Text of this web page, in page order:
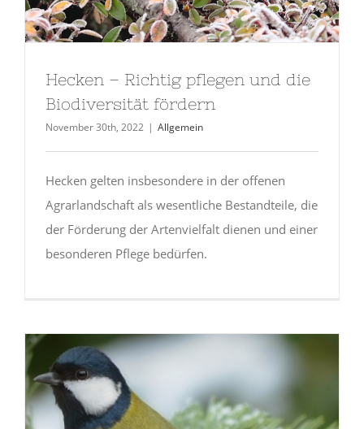
Hecken – Richtig pflegen und die
Biodiversität fördern
November 30th, 2022 | Allgemein
Hecken gelten insbesondere in der offenen
Agrarlandschaft als wesentliche Bestandteile, die
der Förderung der Artenvielfalt dienen und einer
besonderen Pflege bedürfen.